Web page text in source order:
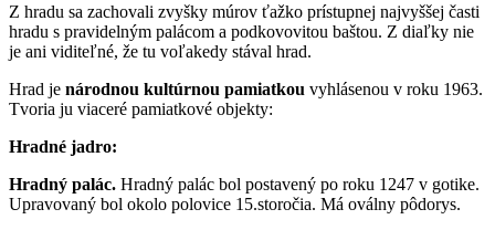
Z hradu sa zachovali zvyšky múrov ťažko prístupnej najvyššej časti
hradu s pravidelným palácom a podkovovitou baštou. Z diaľky nie
je ani viditeľné, že tu voľakedy stával hrad.
Hrad je národnou kultúrnou pamiatkou vyhlásenou v roku 1963.
Tvoria ju viaceré pamiatkové objekty:
Hradné jadro:
Hradný palác. Hradný palác bol postavený po roku 1247 v gotike.
Upravovaný bol okolo polovice 15.storočia. Má oválny pôdorys.